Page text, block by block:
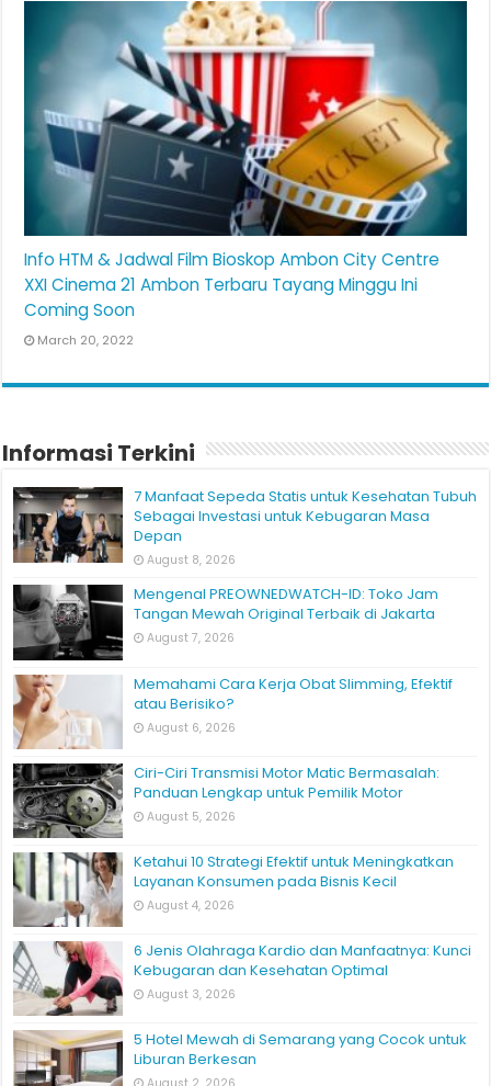
Info HTM & Jadwal Film Bioskop Ambon City Centre
XXI Cinema 21 Ambon Terbaru Tayang Minggu Ini
Coming Soon
March 20, 2022
Informasi Terkini
7 Manfaat Sepeda Statis untuk Kesehatan Tubuh
Sebagai Investasi untuk Kebugaran Masa
Depan
August 8, 2026
Mengenal PREOWNEDWATCH-ID: Toko Jam
Tangan Mewah Original Terbaik di Jakarta
August 7, 2026
Memahami Cara Kerja Obat Slimming, Efektif
atau Berisiko?
August 6, 2026
Ciri-Ciri Transmisi Motor Matic Bermasalah:
Panduan Lengkap untuk Pemilik Motor
August 5, 2026
Ketahui 10 Strategi Efektif untuk Meningkatkan
Layanan Konsumen pada Bisnis Kecil
August 4, 2026
6 Jenis Olahraga Kardio dan Manfaatnya: Kunci
Kebugaran dan Kesehatan Optimal
August 3, 2026
5 Hotel Mewah di Semarang yang Cocok untuk
Liburan Berkesan